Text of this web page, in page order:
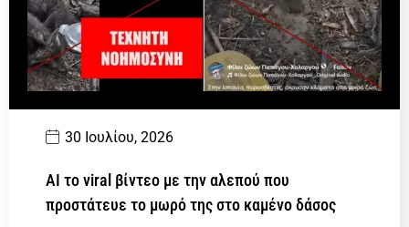
30 Ιουλίου, 2026
AI το viral βίντεο με την αλεπού που
προστάτευε το μωρό της στο καμένο δάσος